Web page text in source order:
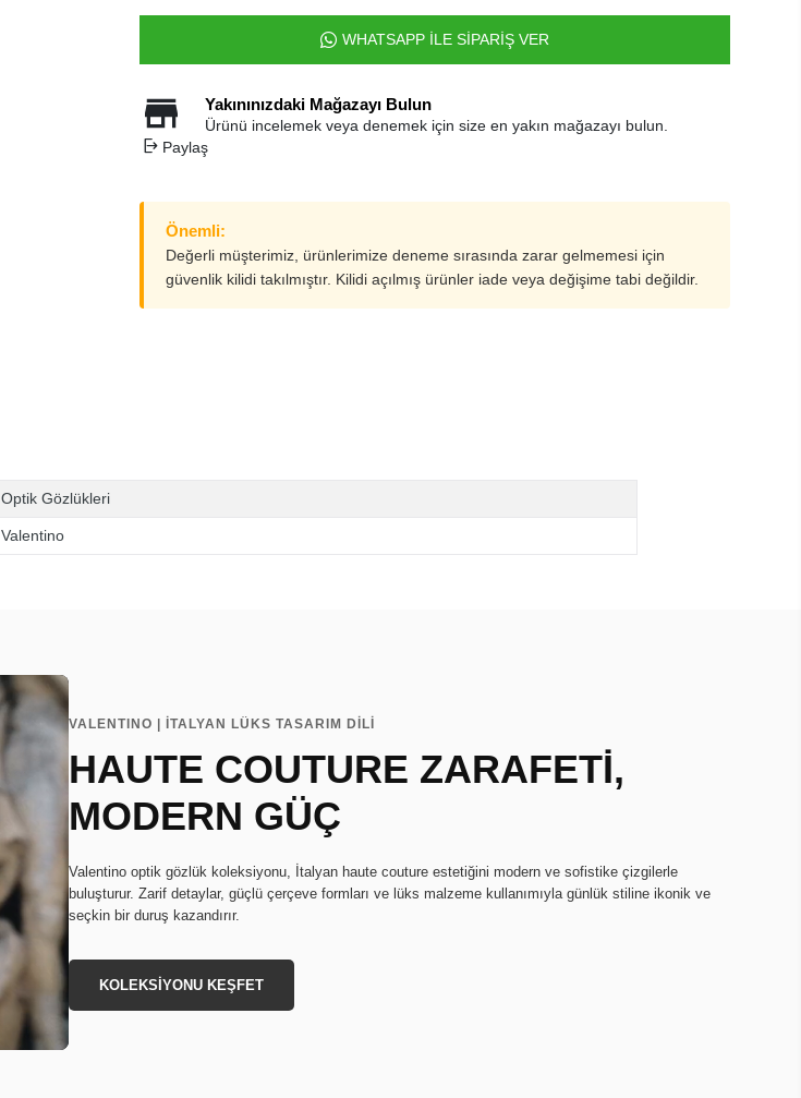
WHATSAPP İLE SİPARİŞ VER
Yakınınızdaki Mağazayı Bulun
Ürünü incelemek veya denemek için size en yakın mağazayı bulun.
Paylaş
Önemli:
Değerli müşterimiz, ürünlerimize deneme sırasında zarar gelmemesi için
güvenlik kilidi takılmıştır. Kilidi açılmış ürünler iade veya değişime tabi değildir.
Optik Gözlükleri
Valentino
VALENTINO | İTALYAN LÜKS TASARIM DİLİ
HAUTE COUTURE ZARAFETİ,
MODERN GÜÇ
Valentino optik gözlük koleksiyonu, İtalyan haute couture estetiğini modern ve sofistike çizgilerle
buluşturur. Zarif detaylar, güçlü çerçeve formları ve lüks malzeme kullanımıyla günlük stiline ikonik ve
seçkin bir duruş kazandırır.
KOLEKSİYONU KEŞFET